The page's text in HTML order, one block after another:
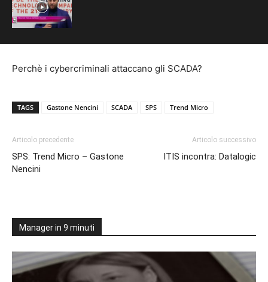
Perchè i cybercriminali attaccano gli SCADA?
TAGS Gastone Nencini SCADA SPS Trend Micro
Articolo precedente
SPS: Trend Micro – Gastone
Nencini
Articolo successivo
ITIS incontra: Datalogic
Manager in 9 minuti